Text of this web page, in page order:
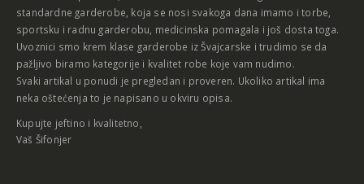
standardne garderobe, koja se nosi svakoga dana imamo i torbe,
sportsku i radnu garderobu, medicinska pomagala i još dosta toga.
Uvoznici smo krem klase garderobe iz Švajcarske i trudimo se da
pažljivo biramo kategorije i kvalitet robe koje vam nudimo.
Svaki artikal u ponudi je pregledan i proveren. Ukoliko artikal ima
neka oštećenja to je napisano u okviru opisa.
Kupujte jeftino i kvalitetno,
Vaš Šifonjer